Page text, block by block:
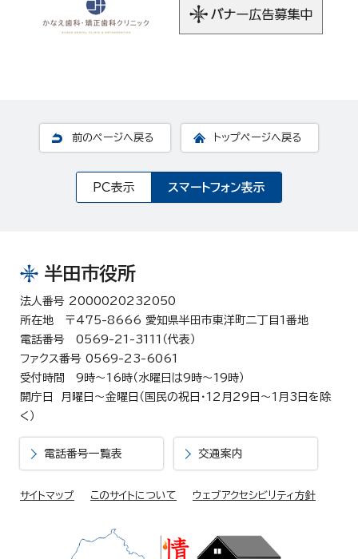
前のページへ戻る トップページへ戻る
PC表示 スマートフォン表示
半田市役所
法人番号 2000020232050
所在地 〒475-8666 愛知県半田市東洋町二丁目1番地
電話番号 0569-21-3111（代表）
ファクス番号 0569-23-6061
受付時間 9時～16時（水曜日は9時～19時）
開庁日 月曜日～金曜日（国民の祝日・12月29日～1月3日を除
く）
電話番号一覧表 交通案内
サイトマップ このサイトについて ウェブアクセシビリティ方針